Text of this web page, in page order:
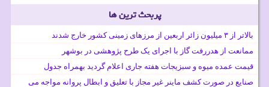
پربحث ترین ها
بالاتر از ۳ میلیون زائر اربعین از مرزهای زمینی کشور خارج شدند
ممانعت از هدررفت گاز با اجرای یک طرح پژوهشی در بوشهر
قیمت عمده میوه و سبزیجات هفته جاری اعلام گردید بهمراه جدول
صنایع در صورت کشف ماینر غیر مجاز با تعلیق و ابطال پروانه مواجه می